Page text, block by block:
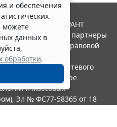
и обеспечения
можете
данных в
обработки.
2026. Система ГАРАНТ
"Гарант" и ее партнеры
ассоциации правовой
в качестве сетевого
по надзору в сфере
и массовых
Эл № ФС77-58365 от 18